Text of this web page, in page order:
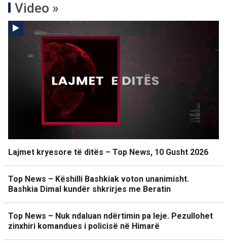
Video »
Lajmet kryesore të ditës – Top News, 10 Gusht 2026
Top News – Këshilli Bashkiak voton unanimisht.
Bashkia Dimal kundër shkrirjes me Beratin
Top News – Nuk ndaluan ndërtimin pa leje. Pezullohet
zinxhiri komandues i policisë në Himarë